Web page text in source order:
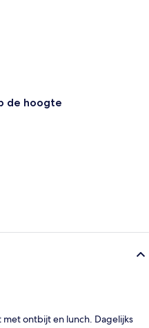
de hoogte
ontbijt en lunch. Dagelijks